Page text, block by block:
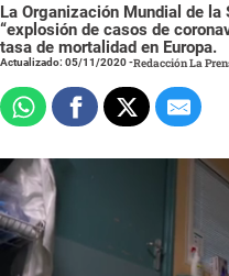
La Organización Mundial de
“explosión de casos de
tasa de mortalidad en Europa.
Actualizado: 05/11/2020-Redacción La